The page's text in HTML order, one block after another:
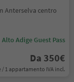
Anterselva centro
Alto Adige Guest Pass
Da 350€
/ 1 appartamento IVA incl.